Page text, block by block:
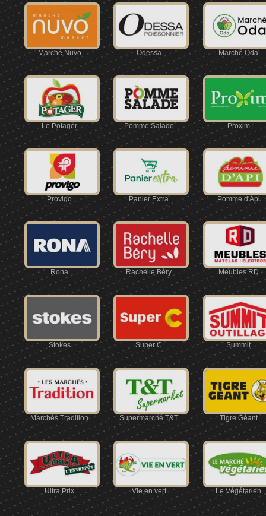
Marché Nuvo Odessa Marché Oda
Le Potager Pomme Salade Proxim
Provigo Panier Extra Pomme d'Api
Rona Rachelle Béry Meubles RD
Stokes Super C Summit
Marchés Tradition Supermarché T&T Tigre Géant
Ultra Prix Vie en vert Le Végétarien